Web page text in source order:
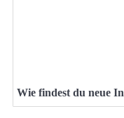
Wie findest du neue